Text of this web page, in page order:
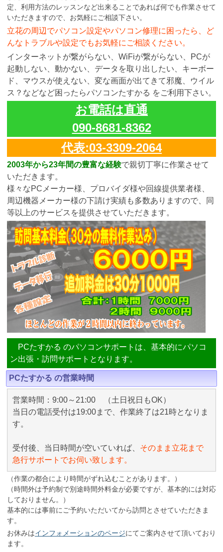
定、利用方法のレッスンなど出来ることであれば何でも作業させて
いただきますので、お気軽にご相談下さい。
立花の周辺でパソコン設定やパソコン修理に困ったら、ど
んなトラブルや設定でもお気軽にご相談ください。
インターネットが繋がらない、WiFiが繋がらない、PCが
起動しない、動かない、データを取り出したい、キーボー
ド、マウスが使えない、変な画面が出てきて邪魔、ウイル
ス？などなど困ったらパソコンたすかる をご利用下さい。
お電話は直通
090-8681-8362
代表:03-3309-2064
2003年から23年間の豊富な経験で親切丁寧に作業させて
いただきます。
様々なPCメーカー様、プロバイダ様や回線提供業者様、
周辺機器メーカー様の下請け実績も多数ありますので、同
等以上のサービスを提供させていただきます。
PCたすかる のパソコンサポートは、基本的にパソコ
ン出張・訪問サポートとなります。
PCたすかる の営業時間
営業時間：9:00～21:00 （土日祝日もOK）
当日の電話受付は19:00まで、作業終了は21時となりま
す。
受付後、当日時間が空いていれば、 そのまま立花まで
急行サポートでお伺い致します。
（作業の都合により時間がずれ込むことがあります。）
（時間外は予約制で別途時間外料金が必要ですが、基本的には対応
しておりません。）
基本的には事前にご予約いただいてから訪問とさせていただきま
す。
お休みはインフォメーションのページにてご案内させて頂いており
ます。